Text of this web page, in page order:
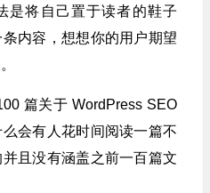
是将自己置于读者的鞋子
条内容，想想你的用户期望
篇关于 WordPress SEO
会有人花时间阅读一篇不
且没有涵盖之前一百篇文